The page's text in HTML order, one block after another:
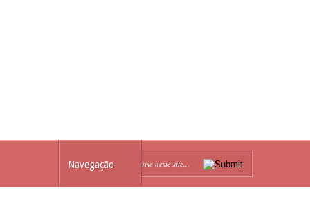
Navegação